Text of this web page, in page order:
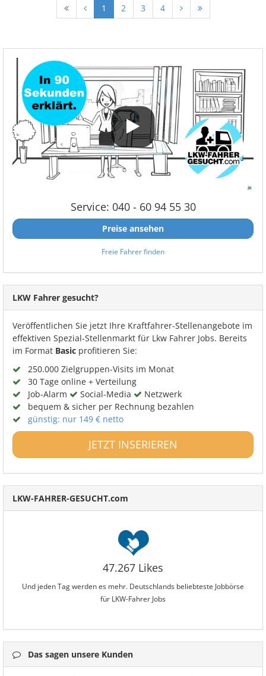
1 2 3 4
Service: 040 - 60 94 55 30
Preise ansehen
Freie Fahrer finden
LKW Fahrer gesucht?
Veröffentlichen Sie jetzt Ihre Kraftfahrer-Stellenangebote im
effektiven Spezial-Stellenmarkt für Lkw Fahrer Jobs. Bereits
im Format Basic profitieren Sie:
250.000 Zielgruppen-Visits im Monat
30 Tage online + Verteilung
Job-Alarm
Social-Media
Netzwerk
bequem & sicher per Rechnung bezahlen
günstig: nur 149 € netto
JETZT INSERIEREN
LKW-FAHRER-GESUCHT.com
47.267 Likes
Und jeden Tag werden es mehr. Deutschlands beliebteste Jobbörse
für LKW-Fahrer Jobs
Das sagen unsere Kunden